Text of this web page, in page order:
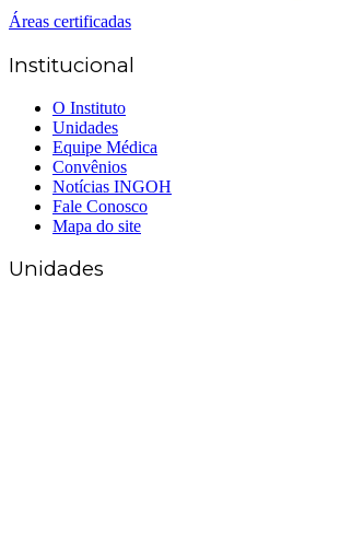
Áreas certificadas
Institucional
O Instituto
Unidades
Equipe Médica
Convênios
Notícias INGOH
Fale Conosco
Mapa do site
Unidades